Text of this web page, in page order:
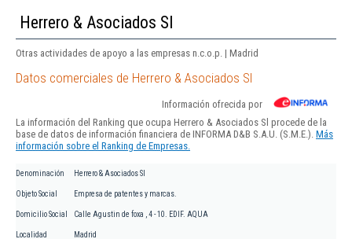
Herrero & Asociados Sl
Otras actividades de apoyo a las empresas n.c.o.p. | Madrid
Datos comerciales de Herrero & Asociados Sl
Información ofrecida por
La información del Ranking que ocupa Herrero & Asociados Sl procede de la
base de datos de información financiera de INFORMA D&B S.A.U. (S.M.E.). Más
información sobre el Ranking de Empresas.
Denominación Herrero & Asociados Sl
Objeto Social Empresa de patentes y marcas.
Domicilio Social Calle Agustin de foxa , 4 - 10. EDIF. AQUA
Localidad Madrid